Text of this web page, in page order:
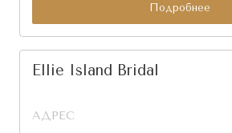
Подробнее
Ellie Island Bridal
АДРЕС